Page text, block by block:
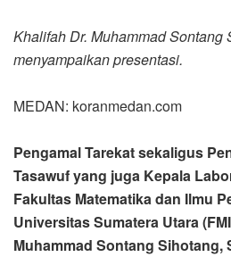
Khalifah Dr. Muhammad Sontang
menyampaikan presentasi.
MEDAN: koranmedan.com
Pengamal Tarekat sekaligus
Tasawuf yang juga Kepala
Fakultas Matematika dan Ilmu
Universitas Sumatera Utara
Muhammad Sontang Sihotang,